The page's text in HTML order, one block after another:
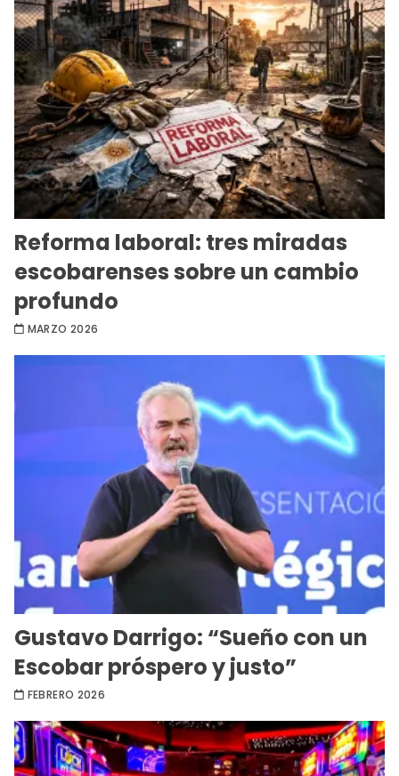
Reforma laboral: tres miradas
escobarenses sobre un cambio
profundo
MARZO 2026
Gustavo Darrigo: “Sueño con un
Escobar próspero y justo”
FEBRERO 2026